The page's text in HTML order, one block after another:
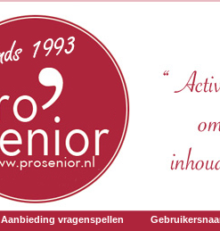
Aanbieding vragenspellen